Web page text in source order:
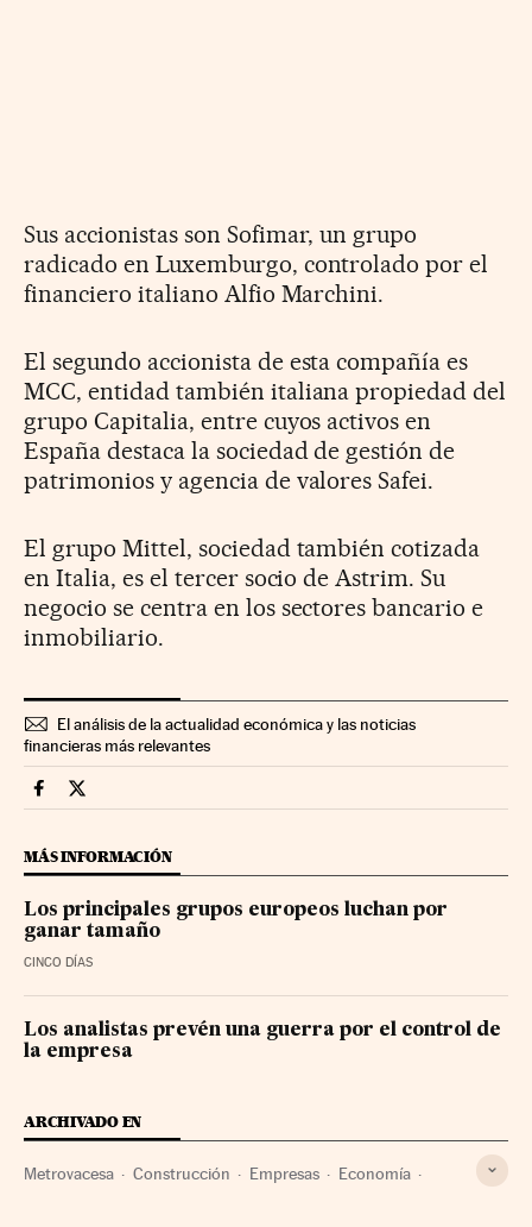
Sus accionistas son Sofimar, un grupo
radicado en Luxemburgo, controlado por el
financiero italiano Alfio Marchini.
El segundo accionista de esta compañía es
MCC, entidad también italiana propiedad del
grupo Capitalia, entre cuyos activos en
España destaca la sociedad de gestión de
patrimonios y agencia de valores Safei.
El grupo Mittel, sociedad también cotizada
en Italia, es el tercer socio de Astrim. Su
negocio se centra en los sectores bancario e
inmobiliario.
El análisis de la actualidad económica y las noticias
financieras más relevantes
Companias Cinco Días en Facebook
Companias Cinco Días en Twitter
MÁS INFORMACIÓN
Los principales grupos europeos luchan por
ganar tamaño
CINCO DÍAS
Los analistas prevén una guerra por el control de
la empresa
ARCHIVADO EN
Metrovacesa Construcción Empresas Economía